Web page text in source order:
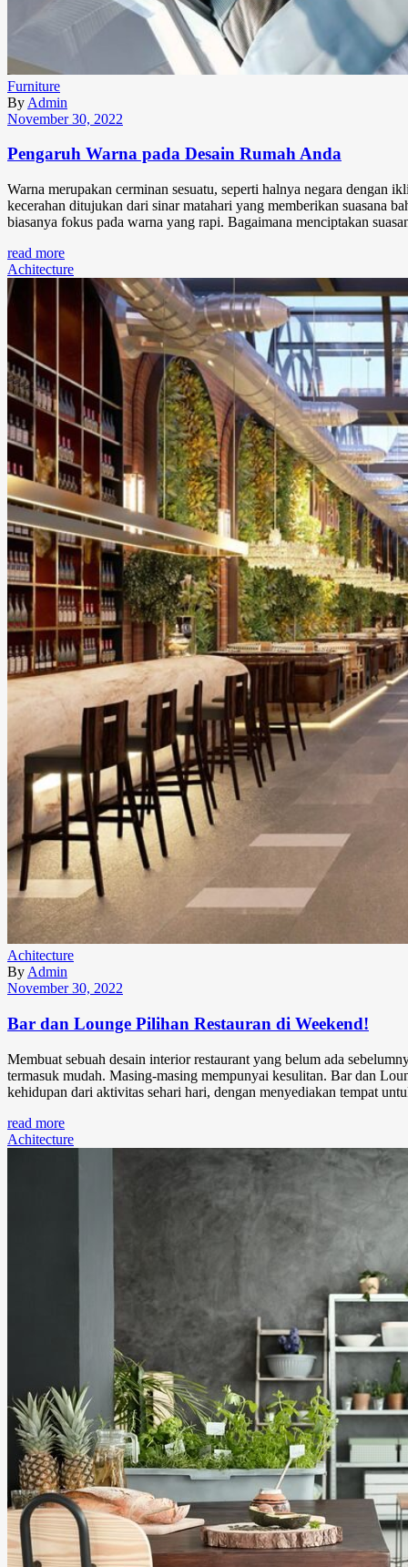
Furniture
By Admin
November 30, 2022
Pengaruh Warna pada Desain Rumah Anda
Warna merupakan cerminan sesuatu, seperti halnya negara dengan
kecerahan ditujukan dari sinar matahari yang memberikan suasana
biasanya fokus pada warna yang rapi. Bagaimana menciptakan
read more
Achitecture
Achitecture
By Admin
November 30, 2022
Bar dan Lounge Pilihan Restauran di Weekend!
Membuat sebuah desain interior restaurant yang belum ada
termasuk mudah. Masing-masing mempunyai kesulitan. Bar dan
kehidupan dari aktivitas sehari hari, dengan menyediakan tempat
read more
Achitecture